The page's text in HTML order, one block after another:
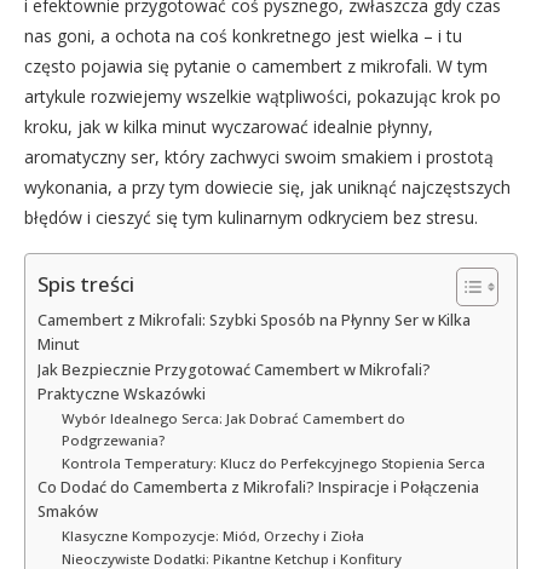
i efektownie przygotować coś pysznego, zwłaszcza gdy czas
nas goni, a ochota na coś konkretnego jest wielka – i tu
często pojawia się pytanie o camembert z mikrofali. W tym
artykule rozwiejemy wszelkie wątpliwości, pokazując krok po
kroku, jak w kilka minut wyczarować idealnie płynny,
aromatyczny ser, który zachwyci swoim smakiem i prostotą
wykonania, a przy tym dowiecie się, jak uniknąć najczęstszych
błędów i cieszyć się tym kulinarnym odkryciem bez stresu.
Spis treści
Camembert z Mikrofali: Szybki Sposób na Płynny Ser w Kilka
Minut
Jak Bezpiecznie Przygotować Camembert w Mikrofali?
Praktyczne Wskazówki
Wybór Idealnego Serca: Jak Dobrać Camembert do
Podgrzewania?
Kontrola Temperatury: Klucz do Perfekcyjnego Stopienia Serca
Co Dodać do Camemberta z Mikrofali? Inspiracje i Połączenia
Smaków
Klasyczne Kompozycje: Miód, Orzechy i Zioła
Nieoczywiste Dodatki: Pikantne Ketchup i Konfitury